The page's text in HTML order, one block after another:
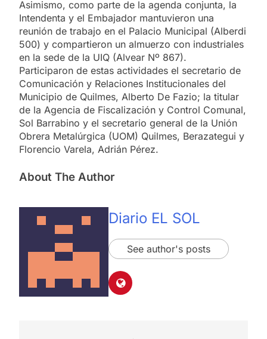
Asimismo, como parte de la agenda conjunta, la
Intendenta y el Embajador mantuvieron una
reunión de trabajo en el Palacio Municipal (Alberdi
500) y compartieron un almuerzo con industriales
en la sede de la UIQ (Alvear Nº 867).
Participaron de estas actividades el secretario de
Comunicación y Relaciones Institucionales del
Municipio de Quilmes, Alberto De Fazio; la titular
de la Agencia de Fiscalización y Control Comunal,
Sol Barrabino y el secretario general de la Unión
Obrera Metalúrgica (UOM) Quilmes, Berazategui y
Florencio Varela, Adrián Pérez.
About The Author
Diario EL SOL
See author's posts